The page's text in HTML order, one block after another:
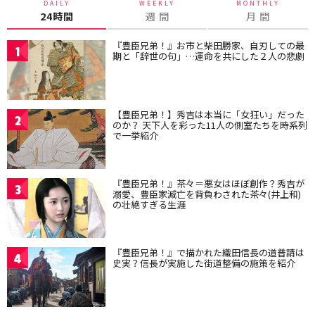
DAILY
24時間
WEEKLY
週 間
MONTHLY
月 間
1 『豊臣兄弟！』お市と柴田勝家、自刃しての最
期と「辞世の句」…運命を共にした２人の悲劇
2 【豊臣兄弟！】秀吉は本当に「女狂い」だった
のか？ 天下人を彩った11人の側室たちを時系列
で一挙紹介
3 『豊臣兄弟！』茶々＝悪女はほぼ創作？秀吉が
溺愛、豊臣家滅亡を背負わされた茶々(井上和)
の壮絶すぎる生涯
4 『豊臣兄弟！』で描かれた織田信長の道普請は
史実？信長が実施した街道整備の施策を紹介